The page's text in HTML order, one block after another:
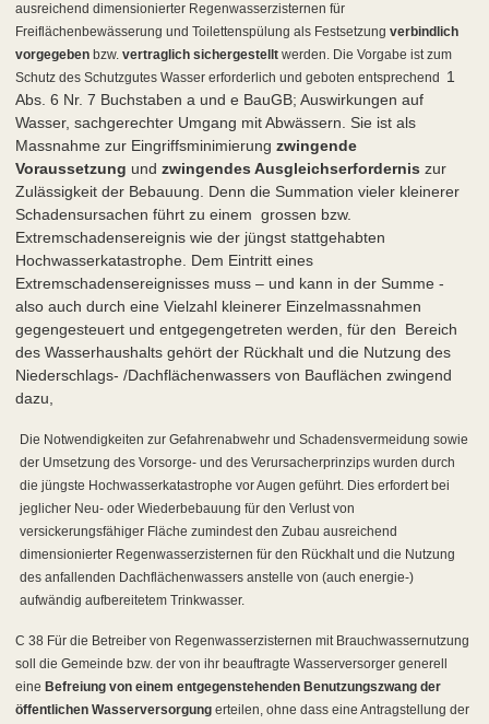
ausreichend dimensionierter Regenwasserzisternen für
Freiflächenbewässerung und Toilettenspülung als Festsetzung verbindlich
vorgegeben bzw. vertraglich sichergestellt werden. Die Vorgabe ist zum
Schutz des Schutzgutes Wasser erforderlich und geboten entsprechend 1
Abs. 6 Nr. 7 Buchstaben a und e BauGB; Auswirkungen auf
Wasser, sachgerechter Umgang mit Abwässern. Sie ist als
Massnahme zur Eingriffsminimierung zwingende
Voraussetzung und zwingendes Ausgleichserfordernis zur
Zulässigkeit der Bebauung. Denn die Summation vieler kleinerer
Schadensursachen führt zu einem grossen bzw.
Extremschadensereignis wie der jüngst stattgehabten
Hochwasserkatastrophe. Dem Eintritt eines
Extremschadensereignisses muss – und kann in der Summe -
also auch durch eine Vielzahl kleinerer Einzelmassnahmen
gegengesteuert und entgegengetreten werden, für den Bereich
des Wasserhaushalts gehört der Rückhalt und die Nutzung des
Niederschlags- /Dachflächenwassers von Bauflächen zwingend
dazu,
Die Notwendigkeiten zur Gefahrenabwehr und Schadensvermeidung sowie
der Umsetzung des Vorsorge- und des Verursacherprinzips wurden durch
die jüngste Hochwasserkatastrophe vor Augen geführt. Dies erfordert bei
jeglicher Neu- oder Wiederbebauung für den Verlust von
versickerungsfähiger Fläche zumindest den Zubau ausreichend
dimensionierter Regenwasserzisternen für den Rückhalt und die Nutzung
des anfallenden Dachflächenwassers anstelle von (auch energie-)
aufwändig aufbereitetem Trinkwasser.
C 38 Für die Betreiber von Regenwasserzisternen mit Brauchwassernutzung
soll die Gemeinde bzw. der von ihr beauftragte Wasserversorger generell
eine Befreiung von einem entgegenstehenden Benutzungszwang der
öffentlichen Wasserversorgung erteilen, ohne dass eine Antragstellung der